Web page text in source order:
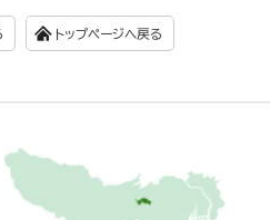
トップページへ戻る